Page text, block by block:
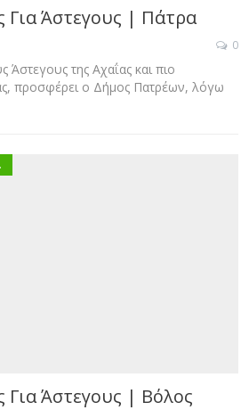
Για Άστεγους | Πάτρα
0
Άστεγους της Αχαΐας και πιο
προσφέρει ο Δήμος Πατρέων, λόγω
Για Άστεγους | Βόλος